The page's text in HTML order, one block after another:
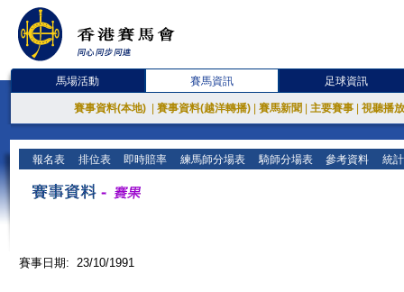
馬場活動 賽馬資訊 足球資訊
賽事資料(本地) 賽事資料(越洋轉播) 賽馬新聞 主要賽事 視聽播
報名表 排位表 即時賠率 練馬師分場表 騎師分場表 參考資料 統
賽事日期: 23/10/1991